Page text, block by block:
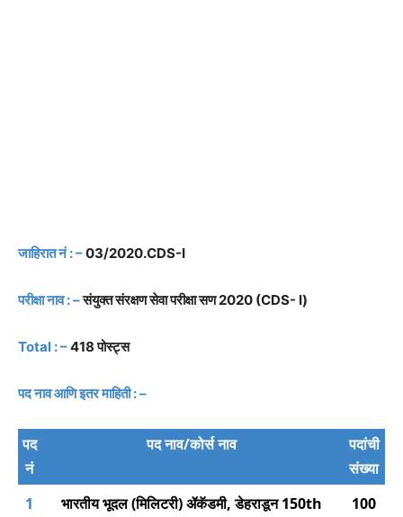
जाहिरात नं : –03/2020.CDS-I
परीक्षा नाव : –संयुक्त संरक्षण सेवा परीक्षा सण 2020 (CDS- I)
Total : –418 पोस्ट्स
पद नाव आणि इतर माहिती : –
पद
नं
पद नाव/कोर्स नाव
पदांची
संख्या
1
भारतीय भूदल (मिलिटरी) ॲकॅडमी, डेहराडून 150th
100